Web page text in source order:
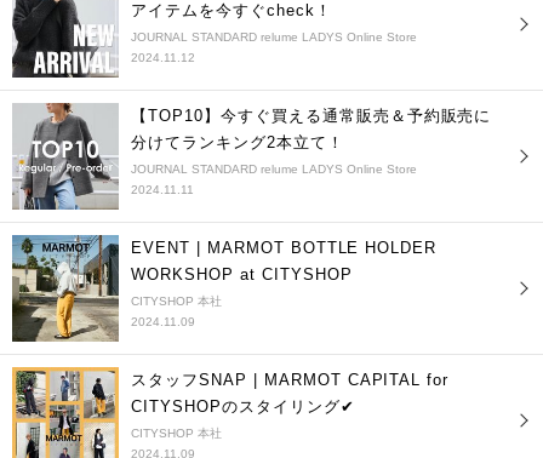
アイテムを今すぐcheck！
JOURNAL STANDARD relume LADYS Online Store
2024.11.12
【TOP10】今すぐ買える通常販売＆予約販売に
分けてランキング2本立て！
JOURNAL STANDARD relume LADYS Online Store
2024.11.11
EVENT | MARMOT BOTTLE HOLDER
WORKSHOP at CITYSHOP
CITYSHOP 本社
2024.11.09
スタッフSNAP | MARMOT CAPITAL for
CITYSHOPのスタイリング✔
CITYSHOP 本社
2024.11.09